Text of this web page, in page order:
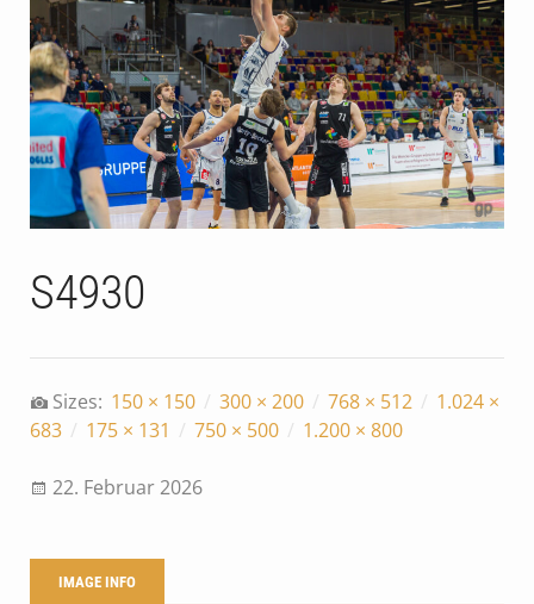
S4930
Sizes: 150 × 150 / 300 × 200 / 768 × 512 / 1.024 ×
683 / 175 × 131 / 750 × 500 / 1.200 × 800
22. Februar 2026
IMAGE INFO